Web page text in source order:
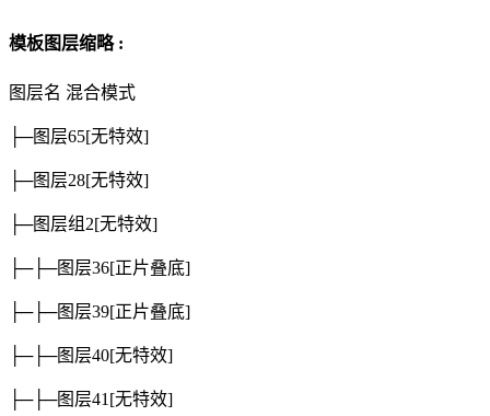
模板图层缩略 :
图层名 混合模式
├─图层65[无特效]
├─图层28[无特效]
├─图层组2[无特效]
├─├─图层36[正片叠底]
├─├─图层39[正片叠底]
├─├─图层40[无特效]
├─├─图层41 [无特效]